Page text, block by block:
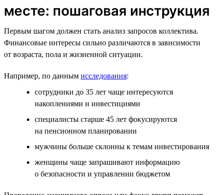
месте: пошаговая инструкция
Первым шагом должен стать анализ запросов коллектива.
Финансовые интересы сильно различаются в зависимости
от возраста, пола и жизненной ситуации.
Например, по данным исследования:
сотрудники до 35 лет чаще интересуются
накоплениями и инвестициями
специалисты старше 45 лет фокусируются
на пенсионном планировании
мужчины больше склонны к темам инвестирования
женщины чаще запрашивают информацию
о безопасности и управлении бюджетом